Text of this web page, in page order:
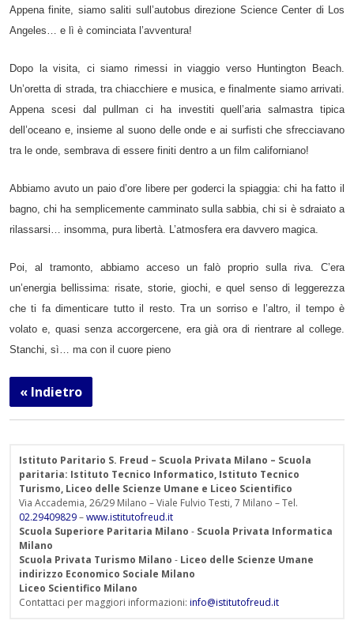
Appena finite, siamo saliti sull’autobus direzione Science Center di Los
Angeles… e lì è cominciata l’avventura!
Dopo la visita, ci siamo rimessi in viaggio verso Huntington Beach.
Un’oretta di strada, tra chiacchiere e musica, e finalmente siamo arrivati.
Appena scesi dal pullman ci ha investiti quell’aria salmastra tipica
dell’oceano e, insieme al suono delle onde e ai surfisti che sfrecciavano
tra le onde, sembrava di essere finiti dentro a un film californiano!
Abbiamo avuto un paio d’ore libere per goderci la spiaggia: chi ha fatto il
bagno, chi ha semplicemente camminato sulla sabbia, chi si è sdraiato a
rilassarsi… insomma, pura libertà. L’atmosfera era davvero magica.
Poi, al tramonto, abbiamo acceso un falò proprio sulla riva. C’era
un’energia bellissima: risate, storie, giochi, e quel senso di leggerezza
che ti fa dimenticare tutto il resto. Tra un sorriso e l’altro, il tempo è
volato e, quasi senza accorgercene, era già ora di rientrare al college.
Stanchi, sì… ma con il cuore pieno
« Indietro
Istituto Paritario S. Freud – Scuola Privata Milano – Scuola
paritaria: Istituto Tecnico Informatico, Istituto Tecnico
Turismo, Liceo delle Scienze Umane e Liceo Scientifico
Via Accademia, 26/29 Milano – Viale Fulvio Testi, 7 Milano – Tel.
02.29409829–www.istitutofreud.it
Scuola Superiore Paritaria Milano - Scuola Privata Informatica
Milano
Scuola Privata Turismo Milano - Liceo delle Scienze Umane
indirizzo Economico Sociale Milano
Liceo Scientifico Milano
Contattaci per maggiori informazioni: info@istitutofreud.it